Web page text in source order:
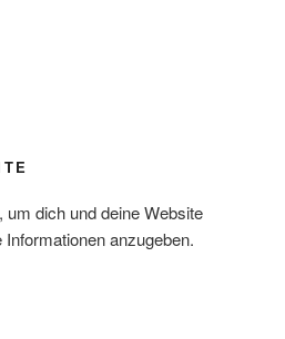
um dich und deine Website
anzugeben.